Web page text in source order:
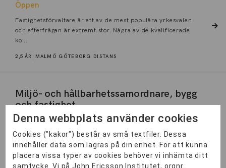
Öppen
Fastighetsförvaltare är ett av de mest populära yrkesvalen
och efterfrågan är extremt stor. Några av de kvalificerade
ko...
2,5 ÅR MALMÖ GÖTEBORG DISTANS
Miljö- och hållbarhetssamordnare, bygg
och fastighet
Öppen
Du får kunskaper och praktisk kompetens inom områdena
miljö och hållbarhet med inriktning mot bygg- och
fastighetsbransc...
Denna webbplats använder cookies
Cookies ("kakor") består av små textfiler. Dessa
innehåller data som lagras på din enhet. För att kunna
placera vissa typer av cookies behöver vi inhämta ditt
samtycke. Vi på John Ericsson Institutet, orgnr.